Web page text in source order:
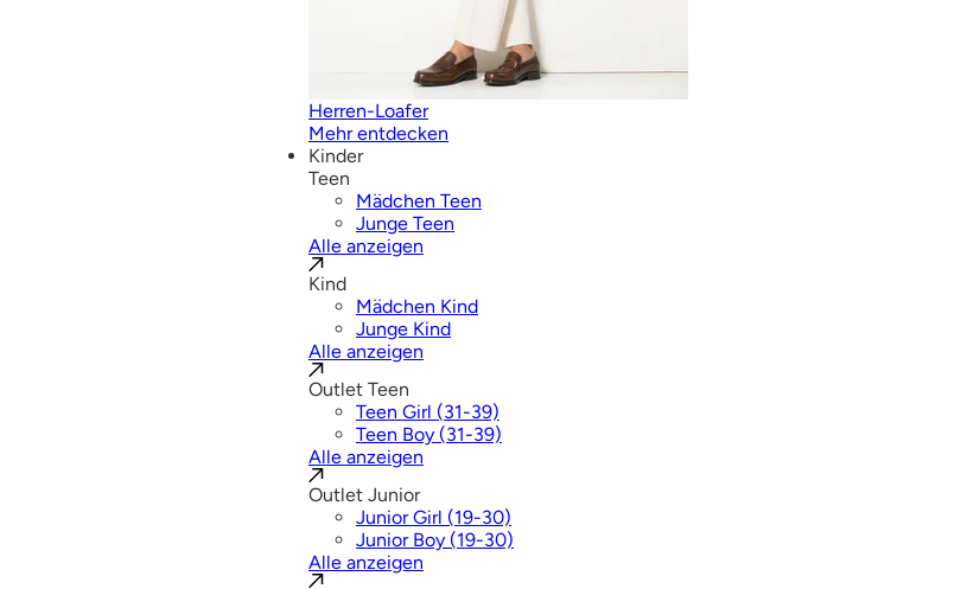
Herren-Loafer
Mehr entdecken
Kinder
Teen
Mädchen Teen
Junge Teen
Alle anzeigen
Kind
Mädchen Kind
Junge Kind
Alle anzeigen
Outlet Teen
Teen Girl (31-39)
Teen Boy (31-39)
Alle anzeigen
Outlet Junior
Junior Girl (19-30)
Junior Boy (19-30)
Alle anzeigen